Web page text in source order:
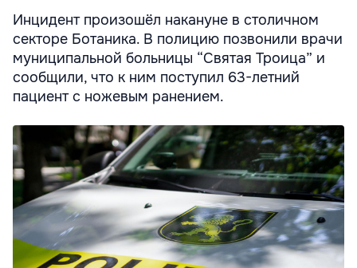
Инцидент произошёл накануне в столичном
секторе Ботаника. В полицию позвонили врачи
муниципальной больницы “Святая Троица” и
сообщили, что к ним поступил 63-летний
пациент с ножевым ранением.